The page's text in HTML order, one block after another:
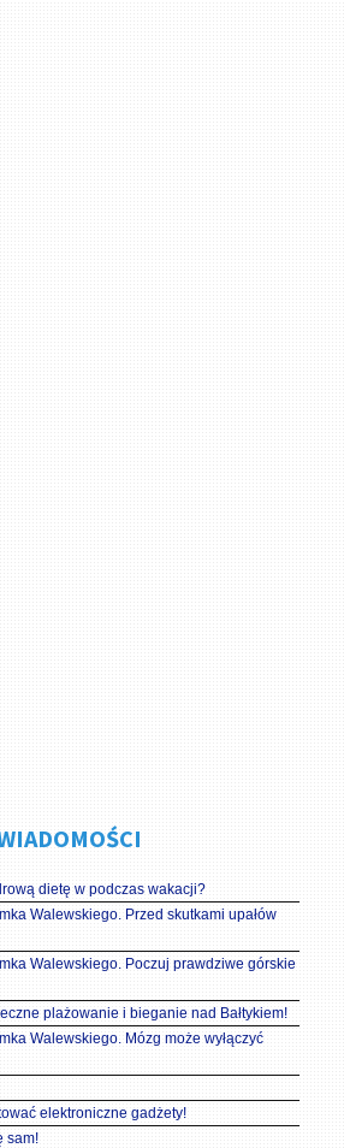
dietę w podczas wakacji?
Walewskiego. Przed skutkami upałów
Walewskiego. Poczuj prawdziwe górskie
plażowanie i bieganie nad Bałtykiem!
Walewskiego. Mózg może wyłączyć
elektroniczne gadżety!
sam!